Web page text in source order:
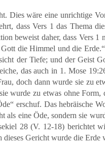
Dies wäre eine unrichtige
dass Vers 1 das Thema
beweist daher, dass Vers 1
die Himmel und die
der Tiefe; und der Geist
das auch in 1. Mose
doch dann wurde sie zu
wurde zu etwas ohne
erschuf. Das hebräische
eine Öde, sondern sie
28 (V. 12-18) berichtet
Gericht wurde die Erde